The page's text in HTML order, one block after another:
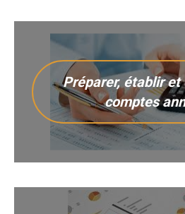
Préparer, établir et
comptes